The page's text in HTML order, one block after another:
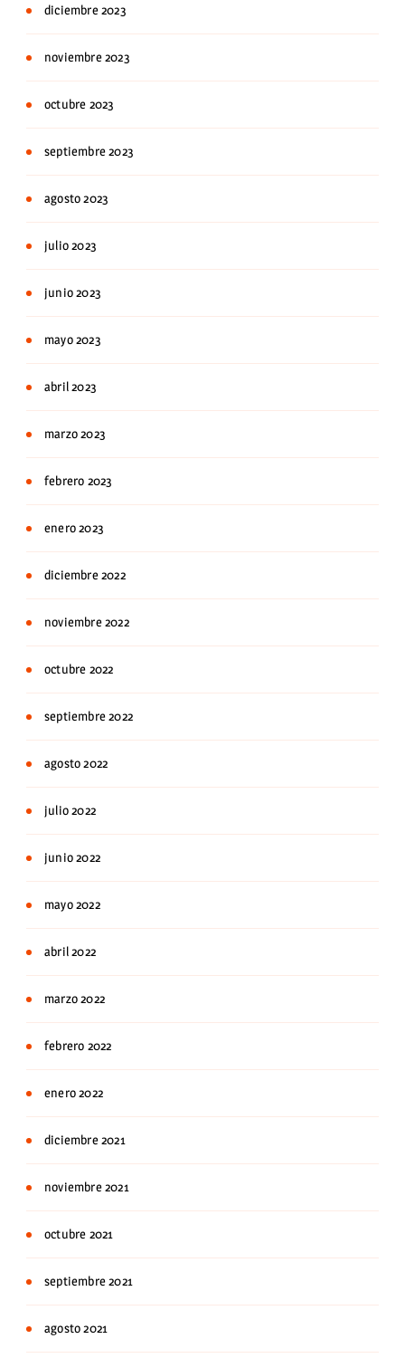
diciembre 2023
noviembre 2023
octubre 2023
septiembre 2023
agosto 2023
julio 2023
junio 2023
mayo 2023
abril 2023
marzo 2023
febrero 2023
enero 2023
diciembre 2022
noviembre 2022
octubre 2022
septiembre 2022
agosto 2022
julio 2022
junio 2022
mayo 2022
abril 2022
marzo 2022
febrero 2022
enero 2022
diciembre 2021
noviembre 2021
octubre 2021
septiembre 2021
agosto 2021